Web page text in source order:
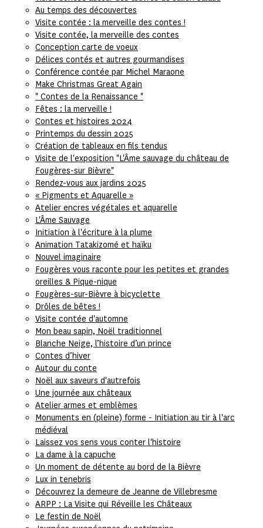
Au temps des découvertes
Visite contée : la merveille des contes !
Visite contée, la merveille des contes
Conception carte de voeux
Délices contés et autres gourmandises
Conférence contée par Michel Maraone
Make Christmas Great Again
" Contes de la Renaissance "
Fêtes : la merveille !
Contes et histoires 2024
Printemps du dessin 2025
Création de tableaux en fils tendus
Visite de l'exposition "L'Âme sauvage du château de
Fougères-sur Bièvre"
Rendez-vous aux jardins 2025
« Pigments et Aquarelle »
Atelier encres végétales et aquarelle
L'Âme Sauvage
Initiation à l'écriture à la plume
Animation Tatakizomé et haïku
Nouvel imaginaire
Fougères vous raconte pour les petites et grandes
oreilles & Pique-nique
Fougères-sur-Bièvre à bicyclette
Drôles de bêtes !
Visite contée d'automne
Mon beau sapin, Noël traditionnel
Blanche Neige, l’histoire d’un prince
Contes d’hiver
Autour du conte
Noël aux saveurs d'autrefois
Une journée aux châteaux
Atelier armes et emblèmes
Monuments en (pleine) forme - Initiation au tir à l'arc
médiéval
Laissez vos sens vous conter l'histoire
La dame à la capuche
Un moment de détente au bord de la Bièvre
Lux in tenebris
Découvrez la demeure de Jeanne de Villebresme
ARPP : La Visite qui Réveille les Châteaux
Le festin de Noël